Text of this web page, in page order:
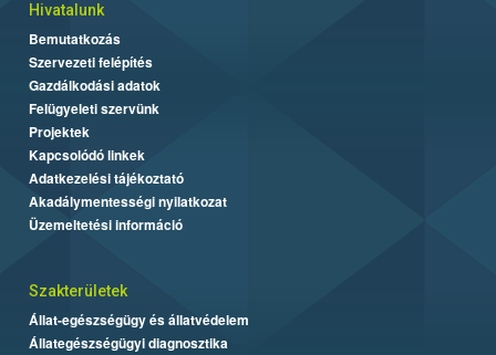
Hivatalunk
Bemutatkozás
Szervezeti felépítés
Gazdálkodási adatok
Felügyeleti szervünk
Projektek
Kapcsolódó linkek
Adatkezelési tájékoztató
Akadálymentességi nyilatkozat
Üzemeltetési információ
Szakterületek
Állat-egészségügy és állatvédelem
Állategészségügyi diagnosztika